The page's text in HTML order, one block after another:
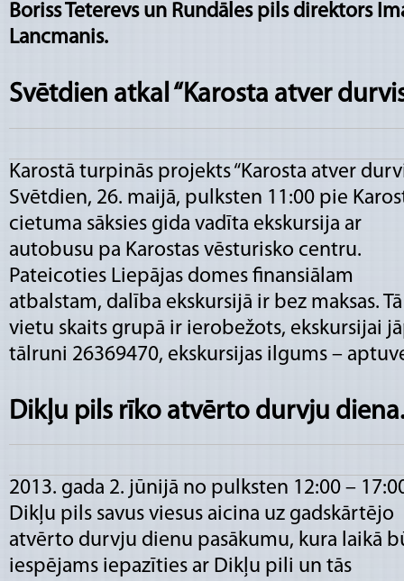
Boriss Teterevs un Rundāles pils direktors
Lancmanis.
Svētdien atkal “Karosta atver
Karostā turpinās projekts “Karosta atver
Svētdien, 26. maijā, pulksten 11:00 pie
cietuma sāksies gida vadīta ekskursija ar
autobusu pa Karostas vēsturisko centru.
Pateicoties Liepājas domes finansiālam
atbalstam, dalība ekskursijā ir bez maksas.
vietu skaits grupā ir ierobežots, ekskursijai
tālruni 26369470, ekskursijas ilgums –
Dikļu pils rīko atvērto durvju diena.
2013. gada 2. jūnijā no pulksten 12:00 –
Dikļu pils savus viesus aicina uz gadskārtējo
atvērto durvju dienu pasākumu, kura laikā
iespējams iepazīties ar Dikļu pili un tās